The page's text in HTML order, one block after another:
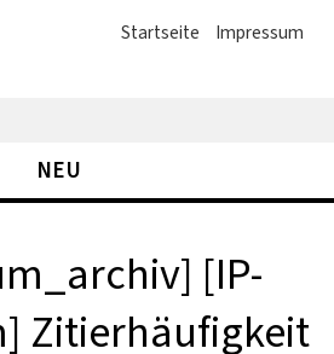
Startseite Impressum
NEU
[IP-
Zitierhäufigkeit